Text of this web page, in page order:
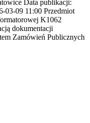
Data publikacji:
03-09 11:00 Przedmiot
K1062
dokumentacji
Zamówień Publicznych